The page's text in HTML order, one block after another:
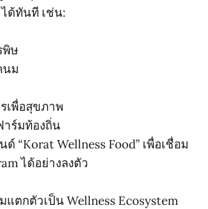
ด้ทันที เช่น:
พิษ
นม
เพื่อสุขภาพ
าร์มท้องถิ่น
“Korat Wellness Food” เพื่อเชื่อม
ได้อย่างลงตัว
แตกตัวเป็น Wellness Ecosystem